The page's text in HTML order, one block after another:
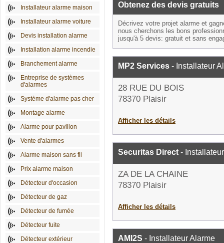
Installateur alarme maison
Installateur alarme voiture
Devis installation alarme
Installation alarme incendie
Branchement alarme
Entreprise de systèmes
d'alarmes
Système d'alarme pas cher
Montage alarme
Alarme pour pavillon
Vente d'alarmes
Alarme maison sans fil
Prix alarme maison
Détecteur d'occasion
Détecteur de gaz
Détecteur de fumée
Détecteur fuite
Détecteur extérieur
Obtenez des devis gratuits
Décrivez votre projet alarme et
nous cherchons les bons
jusqu'à 5 devis: gratuit et sans
MP2 Services - Installateur
28 RUE DU BOIS
78370 Plaisir
Afficher les détails
Securitas Direct -
ZA DE LA CHAINE
78370 Plaisir
Afficher les détails
AMI2S - Installateur Alarme